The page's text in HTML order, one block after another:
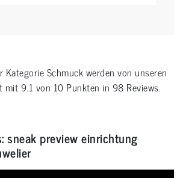
KategorieSchmuckwerden von unseren
mit9.1 von 10 Punkten in 98 Reviews.
sneak preview einrichtung